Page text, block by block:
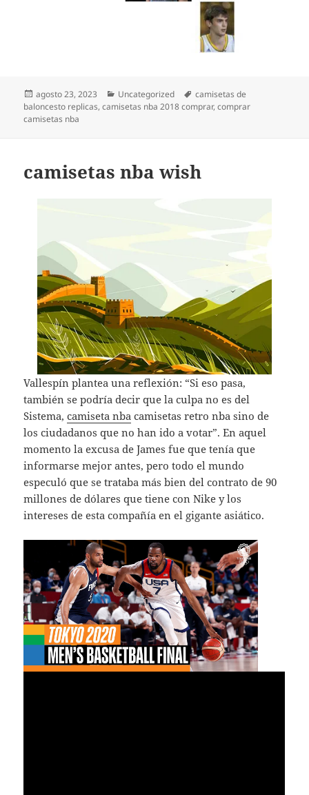
Publicado
el
agosto 23, 2023 Categorías
Uncategorized Etiquetas
camisetas de
baloncesto replicas,camisetas nba 2018 comprar,comprar
camisetas nba
camisetas nba wish
Vallespín plantea una reflexión: “Si eso pasa,
también se podría decir que la culpa no es del
Sistema,camiseta nba camisetas retro nba sino de
los ciudadanos que no han ido a votar”. En aquel
momento la excusa de James fue que tenía que
informarse mejor antes, pero todo el mundo
especuló que se trataba más bien del contrato de 90
millones de dólares que tiene con Nike y los
intereses de esta compañía en el gigante asiático.